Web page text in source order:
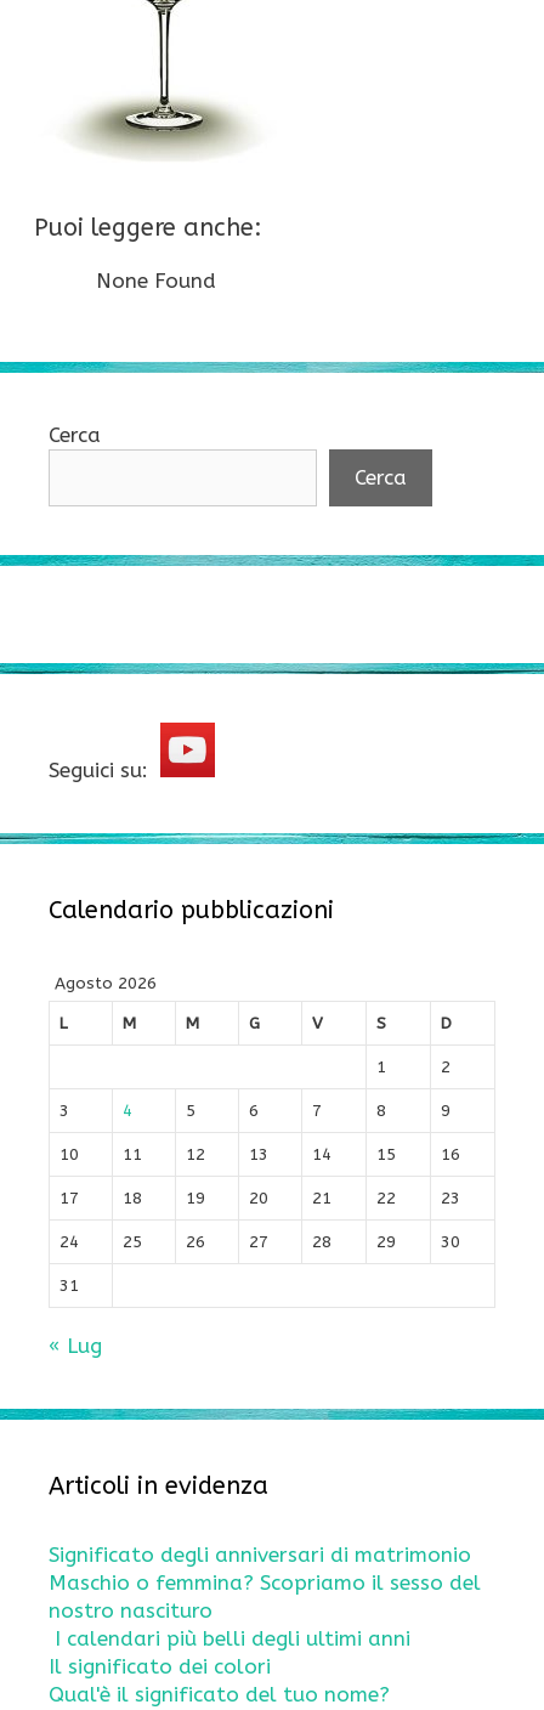
Puoi leggere anche:
None Found
Cerca
Cerca
Seguici su:
Calendario pubblicazioni
Agosto 2026
L
M M G V S D
1 2
3 4 5 6 7 8 9
10 11 12 13 14 15 16
17 18 19 20 21 22 23
24 25 26 27 28 29 30
31
« Lug
Articoli in evidenza
Significato degli anniversari di matrimonio
Maschio o femmina? Scopriamo il sesso del
nostro nascituro
I calendari più belli degli ultimi anni
Il significato dei colori
Qual'è il significato del tuo nome?